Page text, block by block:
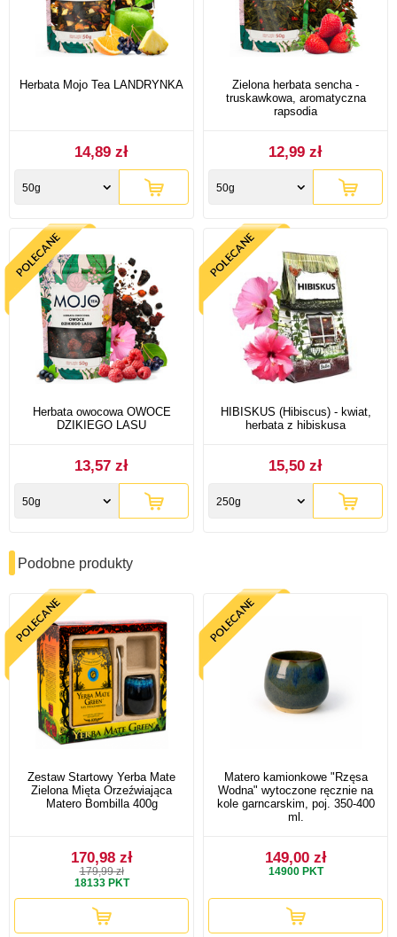
Herbata Mojo Tea LANDRYNKA
14,89 zł
50g
Zielona herbata sencha -
truskawkowa, aromatyczna
rapsodia
12,99 zł
50g
Herbata owocowa OWOCE
DZIKIEGO LASU
13,57 zł
50g
HIBISKUS (Hibiscus) - kwiat,
herbata z hibiskusa
15,50 zł
250g
Podobne produkty
Zestaw Startowy Yerba Mate
Zielona Mięta Orzeźwiająca
Matero Bombilla 400g
170,98 zł
179,99 zł
18133PKT
Matero kamionkowe "Rzęsa
Wodna" wytoczone ręcznie na
kole garncarskim, poj. 350-400
ml.
149,00 zł
14900PKT